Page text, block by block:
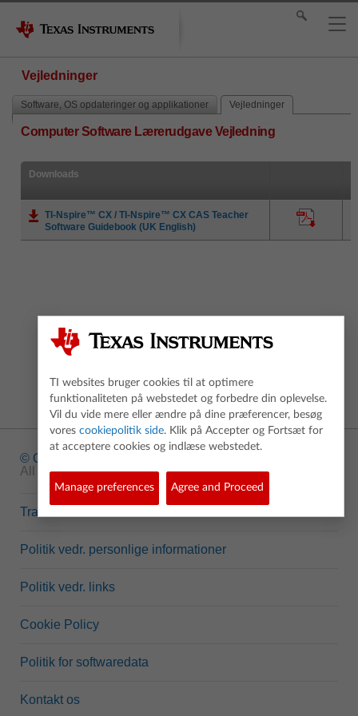
Vejledninger
Software, OS opdateringer og applikationer Vejledninger
Computer Software Lærerudgave Vejledning
Downloads
TI-Nspire™ CX / TI-Nspire™ CX CAS Teacher
Software Guidebook (UK English)
© Copyright
All rights reserved.
Trademarks
Politik vedr. personlige informationer
Politik vedr. links
Cookie Policy
Politik for softwaredata
Kontakt os
TI websites bruger cookies til at optimere
funktionaliteten på webstedet og forbedre din oplevelse.
Vil du vide mere eller ændre på dine præferencer, besøg
vores cookiepolitik side. Klik på Accepter og Fortsæt for
at acceptere cookies og indlæse webstedet.
Manage preferences Agree and Proceed